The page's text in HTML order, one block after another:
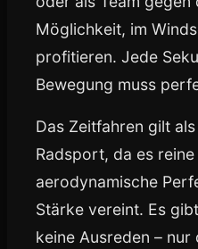
Möglichkeit, im
profitieren. Jede
Bewegung muss
Das Zeitfahren gilt
Radsport, da es
aerodynamische
Stärke vereint. Es
keine Ausreden – nur